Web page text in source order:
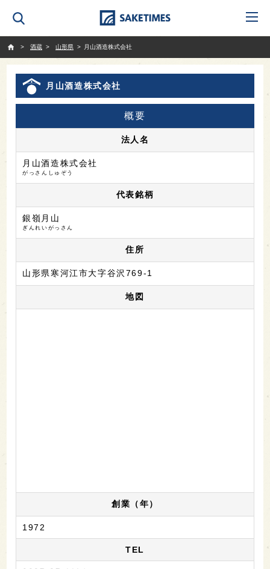
酒蔵
山形県 月山酒造株式会社
月山酒造株式会社
概要
法人名
月山酒造株式会社
がっさんしゅぞう
代表銘柄
銀嶺月山
ぎんれいがっさん
住所
山形県寒河江市大字谷沢769-1
地図
創業（年）
1972
TEL